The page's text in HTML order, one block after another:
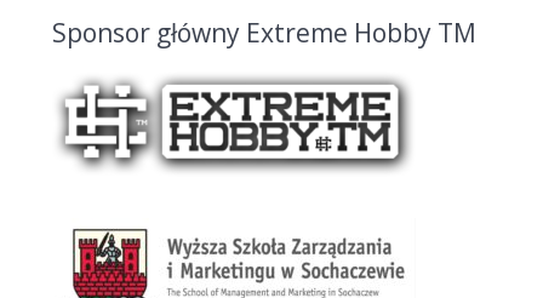
Sponsor główny Extreme Hobby TM